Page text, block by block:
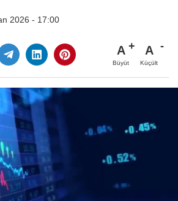
2026 - 17:00
A
Büyüt
A
Küçült